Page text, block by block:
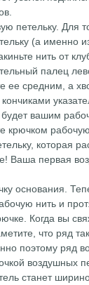
петельку. Для
(а именно
нить от
палец
ее средним, а
будет вашим
крючком
которая
Ваша первая
основания.
нить и
Когда вы
что ряд
поэтому ряд
воздушных
станет